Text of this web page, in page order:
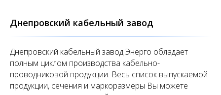
Днепровский кабельный завод
Днепровский кабельный завод Энерго обладает
полным циклом производства кабельно-
проводниковой продукции. Весь список выпускаемой
продукции, сечения и маркоразмеры Вы можете